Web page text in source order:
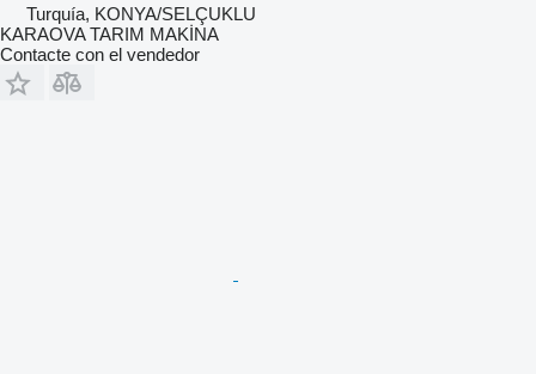
Turquía, KONYA/SELÇUKLU
KARAOVA TARIM MAKİNA
Contacte con el vendedor